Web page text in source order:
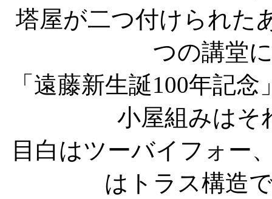
塔屋が二つ付けられた
つの講堂
「遠藤新生誕100年記
小屋組みはそ
目白はツーバイフォー
はトラス構造